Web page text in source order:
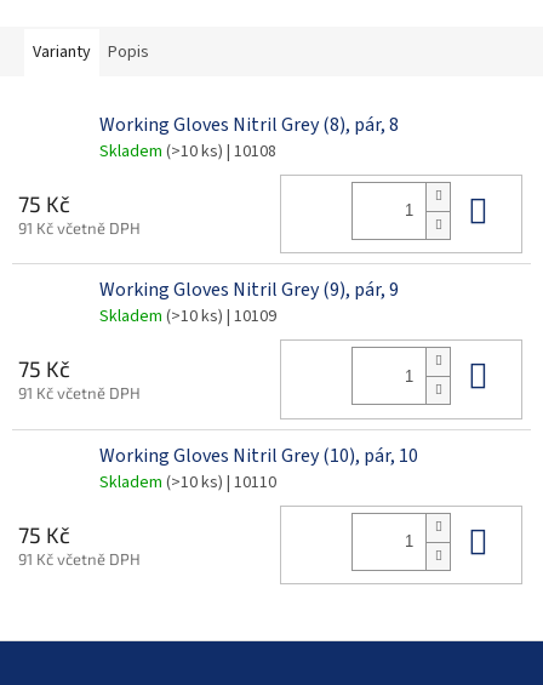
Varianty Popis
Working Gloves Nitril Grey (8), pár, 8
Skladem (>10 ks) | 10108
75 Kč
91 Kč včetně DPH
Working Gloves Nitril Grey (9), pár, 9
Skladem (>10 ks) | 10109
75 Kč
91 Kč včetně DPH
Working Gloves Nitril Grey (10), pár, 10
Skladem (>10 ks) | 10110
75 Kč
91 Kč včetně DPH